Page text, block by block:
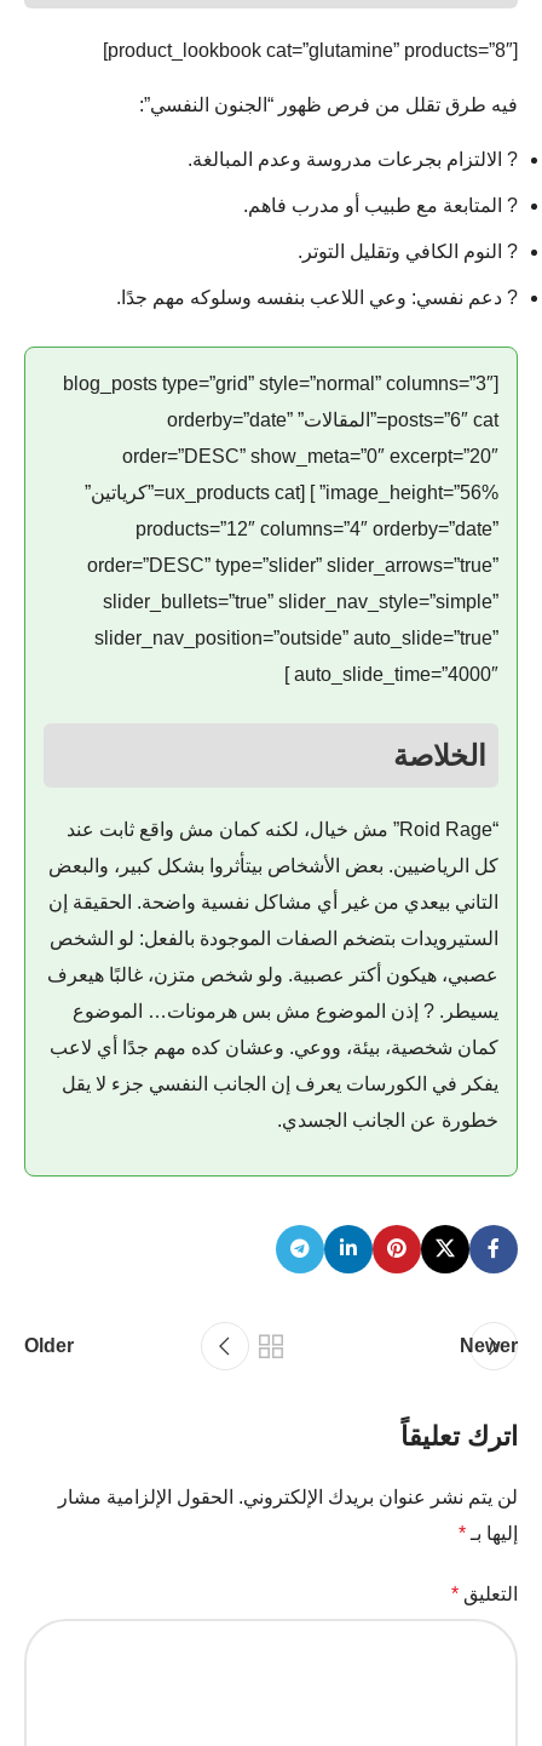
[product_lookbook cat=”glutamine” products=”8″]
فيه طرق تقلل من فرص ظهور “الجنون النفسي”:
? الالتزام بجرعات مدروسة وعدم المبالغة.
? المتابعة مع طبيب أو مدرب فاهم.
? النوم الكافي وتقليل التوتر.
? دعم نفسي: وعي اللاعب بنفسه وسلوكه مهم جدًا.
[blog_posts type=”grid” style=”normal” columns=”3″
posts=”6″ cat=”المقالات” orderby=”date”
order=”DESC” show_meta=”0″ excerpt=”20″
image_height=”56%” ] [ux_products cat=”كرياتين”
products=”12″ columns=”4″ orderby=”date”
order=”DESC” type=”slider” slider_arrows=”true”
slider_bullets=”true” slider_nav_style=”simple”
slider_nav_position=”outside” auto_slide=”true”
auto_slide_time=”4000″ ]
الخلاصة
“Roid Rage” مش خيال، لكنه كمان مش واقع ثابت عند
كل الرياضيين. بعض الأشخاص بيتأثروا بشكل كبير، والبعض
التاني بيعدي من غير أي مشاكل نفسية واضحة. الحقيقة إن
الستيرويدات بتضخم الصفات الموجودة بالفعل: لو الشخص
عصبي، هيكون أكتر عصبية. ولو شخص متزن، غالبًا هيعرف
يسيطر. ? إذن الموضوع مش بس هرمونات… الموضوع
كمان شخصية، بيئة، ووعي. وعشان كده مهم جدًا أي لاعب
يفكر في الكورسات يعرف إن الجانب النفسي جزء لا يقل
خطورة عن الجانب الجسدي.
Newer
Older
اترك تعليقاً
لن يتم نشر عنوان بريدك الإلكتروني. الحقول الإلزامية مشار
إليها بـ *
التعليق *